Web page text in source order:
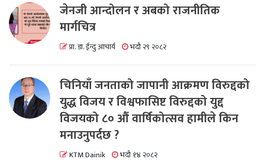
जेनजी आन्दोलन र अबको राजनीतिक
मार्गचित्र
प्रा. डा. ईन्दु आचार्य भदौ २९ २०८२
चिनियाँ जनताको जापानी आक्रमण विरुद्दको
युद्ध विजय र विश्वफासिष्ट विरुद्दको युद्द
विजयको ८० औं वार्षिकोत्सव हामीले किन
मनाउनुपर्दछ ?
KTM Dainik भदौ १४ २०८२